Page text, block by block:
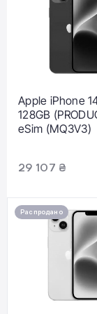
Apple iPhone
128GB
eSim (MQ3V3)
29 107 ₴
Распродано